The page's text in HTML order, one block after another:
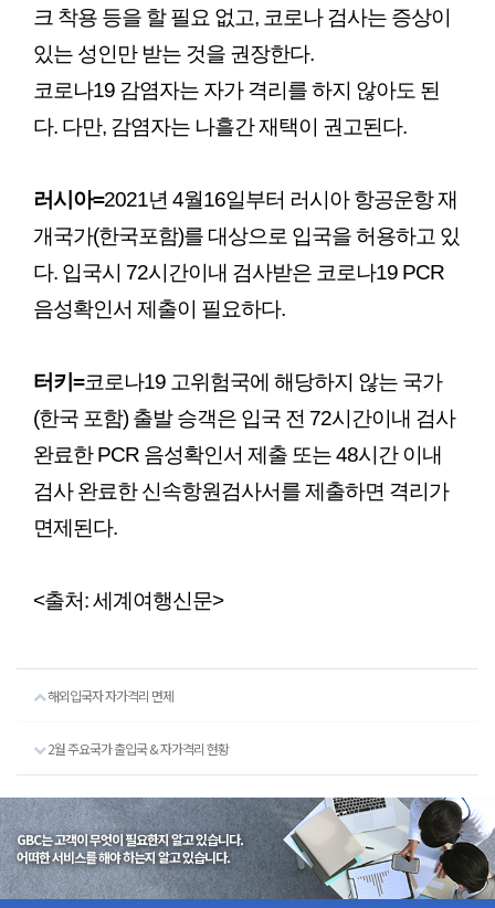
크 착용 등을 할 필요 없고, 코로나 검사는 증상이
있는 성인만 받는 것을 권장한다.
코로나19 감염자는 자가 격리를 하지 않아도 된
다. 다만, 감염자는 나흘간 재택이 권고된다.
러시아=2021년 4월16일부터 러시아 항공운항 재
개국가(한국포함)를 대상으로 입국을 허용하고 있
다. 입국시 72시간이내 검사받은 코로나19 PCR
음성확인서 제출이 필요하다.
터키=코로나19 고위험국에 해당하지 않는 국가
(한국 포함) 출발 승객은 입국 전 72시간이내 검사
완료한 PCR 음성확인서 제출 또는 48시간 이내
검사 완료한 신속항원검사서를 제출하면 격리가
면제된다.
<출처: 세계여행신문>
해외입국자 자가격리 면제
2월 주요국가 출입국 & 자가격리 현황
GBC는 고객이 무엇이 필요한지 알고 있습니다.
어떠한 서비스를 해야 하는지 알고 있습니다.